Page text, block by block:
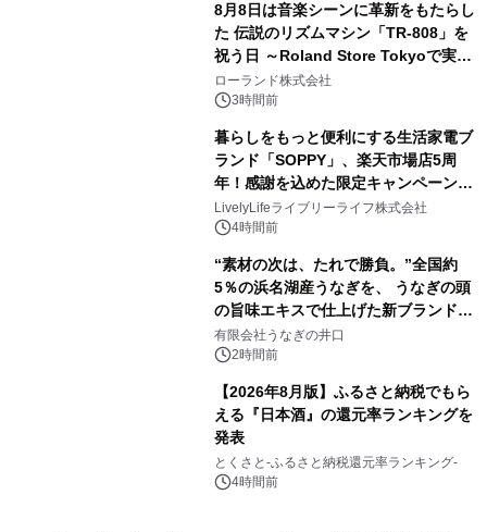
8月8日は音楽シーンに革新をもたらし
た 伝説のリズムマシン「TR-808」を
祝う日 ～Roland Store Tokyoで実機
を展示しての 記念キャンペーンを開
催 英国ラジオ「NTS」の 特別プログ
アーティストを フィーチャーしたアニ
メーションを公開～
ローランド株式会社
3時間前
暮らしをもっと便利にする生活家電ブ
ランド「SOPPY」、楽天市場店5周
年！感謝を込めた限定キャンペーンを
8月10日より開催
LivelyLifeライブリーライフ株式会社
4時間前
“素材の次は、たれで勝負。”全国約
5％の浜名湖産うなぎを、 うなぎの頭
の旨味エキスで仕上げた新ブランド
「井口の誉」誕生
有限会社うなぎの井口
2時間前
【2026年8月版】ふるさと納税でもら
える『日本酒』の還元率ランキングを
発表
とくさと-ふるさと納税還元率ランキング-
4時間前